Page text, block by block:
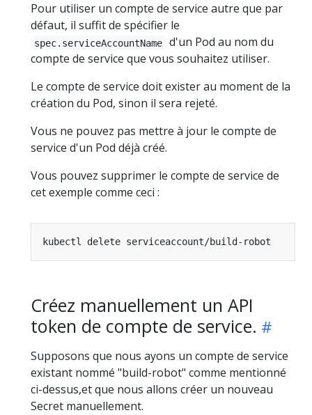
Pour utiliser un compte de service autre que par
défaut, il suffit de spécifier le
spec.serviceAccountName
d'un Pod au nom du
compte de service que vous souhaitez utiliser.
Le compte de service doit exister au moment de la
création du Pod, sinon il sera rejeté.
Vous ne pouvez pas mettre à jour le compte de
service d'un Pod déjà créé.
Vous pouvez supprimer le compte de service de
cet exemple comme ceci :
Créez manuellement un API
token de compte de service.
Supposons que nous ayons un compte de service
existant nommé "build-robot" comme mentionné
ci-dessus,et que nous allons créer un nouveau
Secret manuellement.